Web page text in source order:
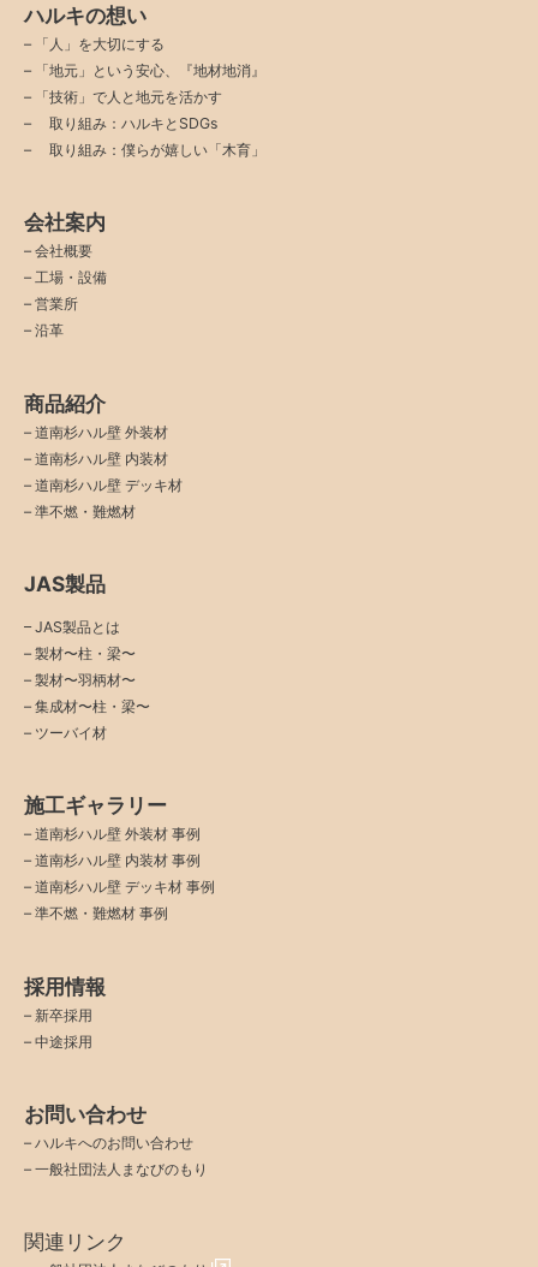
ハルキの想い
–
「人」を大切にする
–
「地元」という安心、『地材地消』
–
「技術」で人と地元を活かす
–
取り組み：ハルキとSDGs
–
取り組み：僕らが嬉しい「木育」
会社案内
– 会社概要
– 工場・設備
– 営業所
– 沿革
商品紹介
– 道南杉ハル壁 外装材
– 道南杉ハル壁 内装材
– 道南杉ハル壁 デッキ材
– 準不燃・難燃材
JAS製品
– JAS製品とは
– 製材〜柱・梁〜
– 製材〜羽柄材〜
– 集成材〜柱・梁〜
– ツーバイ材
施工ギャラリー
– 道南杉ハル壁 外装材 事例
– 道南杉ハル壁 内装材 事例
– 道南杉ハル壁 デッキ材 事例
– 準不燃・難燃材 事例
採用情報
– 新卒採用
– 中途採用
お問い合わせ
– ハルキへのお問い合わせ
– 一般社団法人まなびのもり
関連リンク